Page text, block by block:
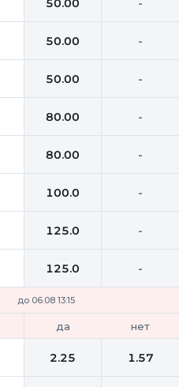
50.00 -
50.00 -
80.00 -
80.00 -
100.0 -
125.0 -
125.0 -
до 06.08 13:15
да нет
2.25 1.57